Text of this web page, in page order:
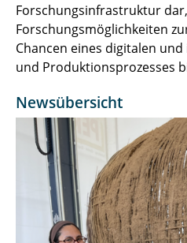
Forschungsinfrastruktur
Forschungsmöglichkeiten
Chancen eines digitalen
und Produktionsprozesses
Newsübersicht